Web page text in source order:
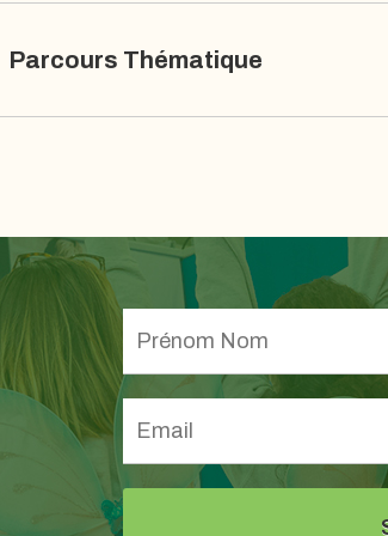
Parcours Thématique